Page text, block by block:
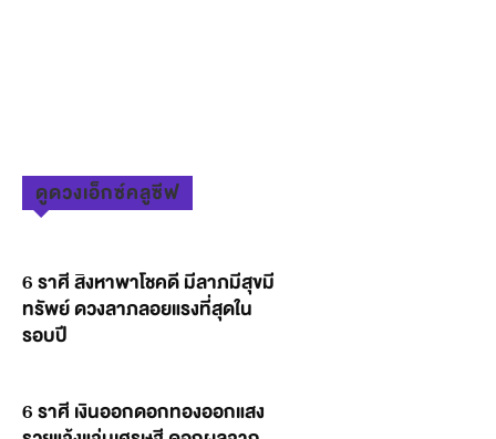
ดูดวงเอ็กซ์คลูซีฟ
6 ราศี สิงหาพาโชคดี มีลาภมีสุขมี
ทรัพย์ ดวงลาภลอยแรงที่สุดใน
รอบปี
6 ราศี เงินออกดอกทองออกแสง